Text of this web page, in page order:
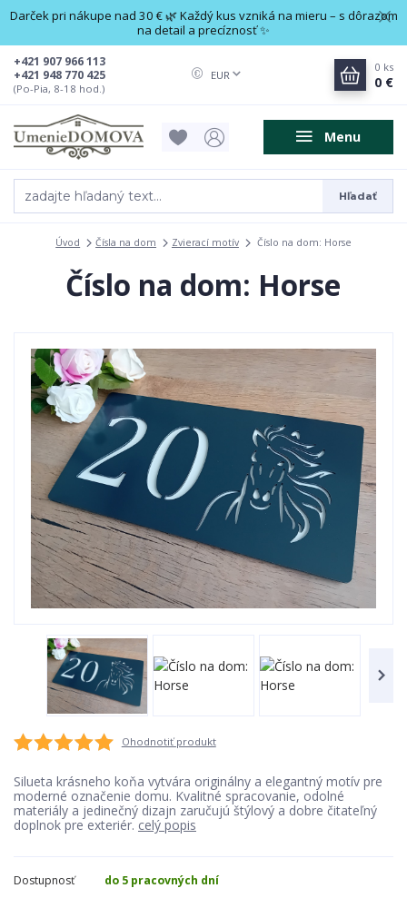
Darček pri nákupe nad 30 € 🌿 Každý kus vzniká na mieru – s dôrazom
na detail a precíznosť ✨
Menu
EUR
Hľadať
+421 948 770 425
+421 907 966 113
(Po-Pia, 8-18 hod.)
0 ks
0 €
Úvod Čísla na dom Zvierací motív Číslo na dom: Horse
Číslo na dom: Horse
Ohodnotiť produkt
Silueta krásneho koňa vytvára originálny a elegantný motív pre
moderné označenie domu. Kvalitné spracovanie, odolné
materiály a jedinečný dizajn zaručujú štýlový a dobre čitateľný
doplnok pre exteriér. celý popis
Dostupnosť
do 5 pracovných dní